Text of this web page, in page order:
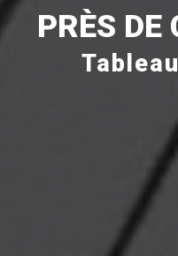
PRÈS DE